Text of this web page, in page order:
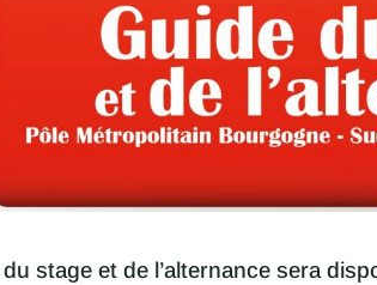
stage et de l’alternance sera